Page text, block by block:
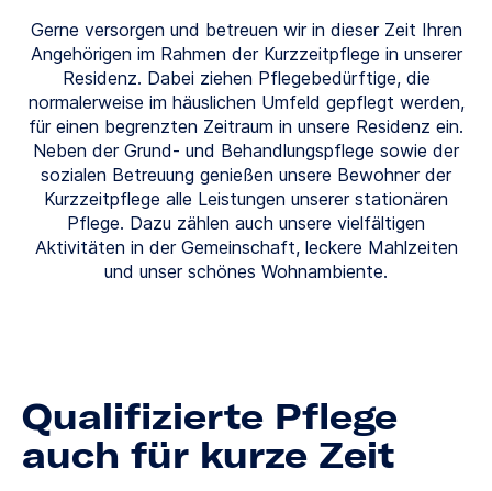
Gerne versorgen und betreuen wir in dieser Zeit Ihren
Angehörigen im Rahmen der Kurzzeitpflege in unserer
Residenz. Dabei ziehen Pflegebedürftige, die
normalerweise im häuslichen Umfeld gepflegt werden,
für einen begrenzten Zeitraum in unsere Residenz ein.
Neben der Grund- und Behandlungspflege sowie der
sozialen Betreuung genießen unsere Bewohner der
Kurzzeitpflege alle Leistungen unserer stationären
Pflege. Dazu zählen auch unsere vielfältigen
Aktivitäten in der Gemeinschaft, leckere Mahlzeiten
und unser schönes Wohnambiente.
Qualifizierte Pflege
auch für kurze Zeit